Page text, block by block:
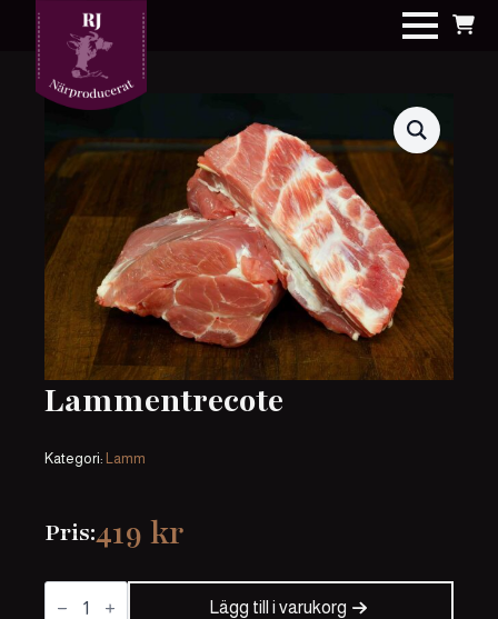
Lammentrecote
Kategori: Lamm
Pris:419 kr
Lammentrecote
mängd
Lägg till i varukorg